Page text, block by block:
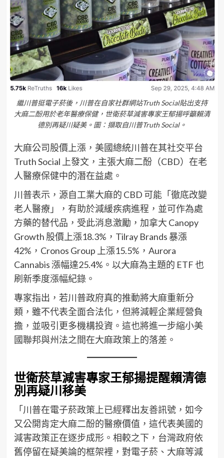
繼川普挺電子菸後，川普在自家社群網站Truth Social貼出支持
大麻二酚用於老年醫療保健，世衛菸草減害專家王郁揚呼籲賴清
德別再疑川疑美。圖：擷取自川普Truth Social。
大麻公司股價上漲，美國總統川普在其社交平台
Truth Social 上發文，主張大麻二酚（CBD）在老
人醫療保健中的潛在益處。
川普表示，源自工業大麻的 CBD 可能「徹底改變
老人醫療」，有助於減緩疾病進程，並可作為處
方藥的替代品，受此消息激勵，加拿大 Canopy
Growth 股價上漲18.3%，Tilray Brands 暴漲
42%，Cronos Group 上漲15.5%，Aurora
Cannabis 漲幅達25.4%。以大麻為主題的 ETF 也
刷新季度漲幅紀錄。
專家指出，若川普政府真的推動將大麻重新分
類，雖不代表全面合法化，但將減輕企業經營負
擔，並吸引更多機構投資。這也將進一步縮小美
國聯邦與州法之間在大麻政策上的落差。
世衛菸草減害專家王郁揚提醒賴清德
別再疑川移美
「川普在電子菸政策上已經釋出友善訊號，如今
又公開肯定大麻二酚的醫療價值，這代表美國的
減害政策正在逐步成形。相較之下，台灣政府依
舊停留在疑美論的框架裡，對電子菸、大麻等減